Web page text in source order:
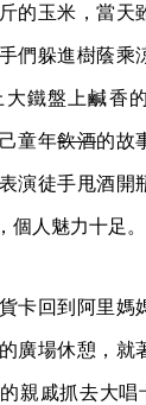
的玉米，當天
們躲進樹蔭乘
鐵盤上鹹香
童年飲酒的故
演徒手甩酒開
個人魅力十足。
卡回到阿里媽
廣場休憩，就
親戚抓去大唱